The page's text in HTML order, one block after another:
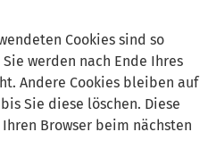
Cookies sind so
Sie werden nach Ende Ihres
Andere Cookies bleiben auf
Sie diese löschen. Diese
Browser beim nächsten